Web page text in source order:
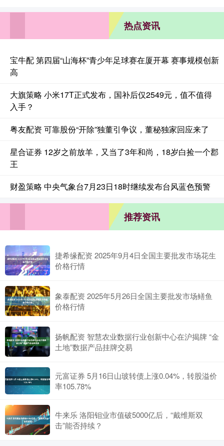
热点资讯
宝牛配 第四届“山海杯”青少年足球赛在厦开幕 赛事规模创新
高
大旗策略 小米17T正式发布，国补后仅2549元，值不值得
入手？
粤友配资 可靠股份“开除”独董引争议，董秘独家回应来了
星合证券 12岁之前放羊，又当了3年和尚，18岁白捡一个郡
王
财盈策略 中央气象台7月23日18时继续发布台风蓝色预警
推荐资讯
捷希缘配资 2025年9月4日全国主要批发市场花生
价格行情
象泰配资 2025年5月26日全国主要批发市场鳝鱼
价格行情
扬帆配资 智慧农业数据行业创新中心在沪揭牌 “金
土地”数据产品挂牌交易
元富证券 5月16日山玻转债上涨0.04%，转股溢价
率105.78%
牛来乐 洛阳钼业市值破5000亿后，“戴维斯双
击”能否持续？